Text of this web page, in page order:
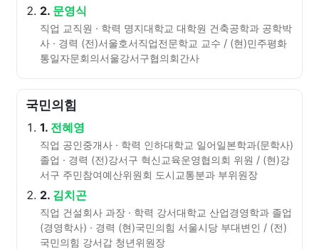
2. 문영식
직업 교직원 · 학력 명지대학교 대학원 건축공학과 공학박
사 · 경력 (전)서울호서직업전문학교 교수 / (현)민주평화
통일자문회의서울강서구협의회간사
국민의힘
1. 전혜영
직업 공인중개사 · 학력 인하대학교 일어일본학과(문학사)
졸업 · 경력 (전)강서구 혁신교육운영협의회 위원 / (현)강
서구 주민참여예산위원회 도시교통분과 부위원장
2. 김치곤
직업 건설회사 과장 · 학력 강서대학교 산업경영학과 졸업
(경영학사) · 경력 (현)국민의힘 서울시당 부대변인 / (전)
국민의힘 강서갑 청년위원장